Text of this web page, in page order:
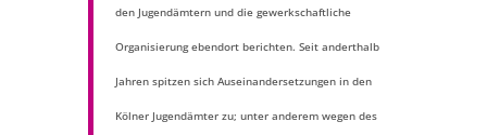
den Jugendämtern und die gewerkschaftliche
Organisierung ebendort berichten. Seit anderthalb
Jahren spitzen sich Auseinandersetzungen in den
Kölner Jugendämter zu; unter anderem wegen des